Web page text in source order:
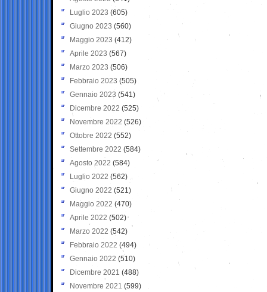
Luglio 2023 (605)
Giugno 2023 (560)
Maggio 2023 (412)
Aprile 2023 (567)
Marzo 2023 (506)
Febbraio 2023 (505)
Gennaio 2023 (541)
Dicembre 2022 (525)
Novembre 2022 (526)
Ottobre 2022 (552)
Settembre 2022 (584)
Agosto 2022 (584)
Luglio 2022 (562)
Giugno 2022 (521)
Maggio 2022 (470)
Aprile 2022 (502)
Marzo 2022 (542)
Febbraio 2022 (494)
Gennaio 2022 (510)
Dicembre 2021 (488)
Novembre 2021 (599)